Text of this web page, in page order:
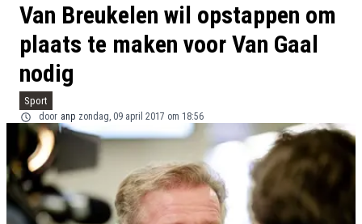
Van Breukelen wil opstappen om
plaats te maken voor Van Gaal
nodig
Sport
door anp zondag, 09 april 2017 om 18:56